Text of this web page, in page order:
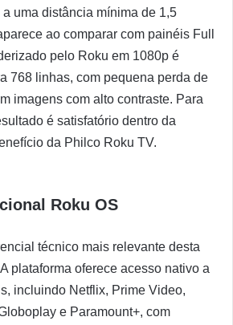
uma distância mínima de 1,5
ao comparar com painéis Full
pelo Roku em 1080p é
768 linhas, com pequena perda de
imagens com alto contraste. Para
é satisfatório dentro da
da Philco Roku TV.
Roku OS
técnico mais relevante desta
plataforma oferece acesso nativo a
incluindo Netflix, Prime Video,
e Paramount+, com